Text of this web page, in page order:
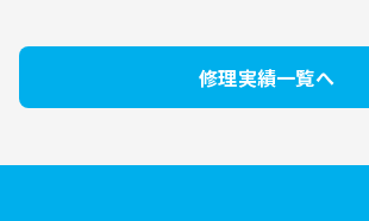
修理実績一覧へ